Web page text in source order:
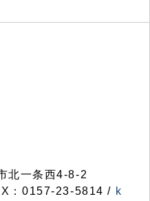
北一条西4-8-2
：0157-23-5814 / k